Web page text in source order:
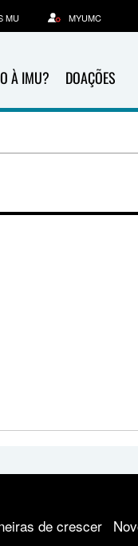
À IMU? DOAÇÕES
MU MYUMC
de crescer